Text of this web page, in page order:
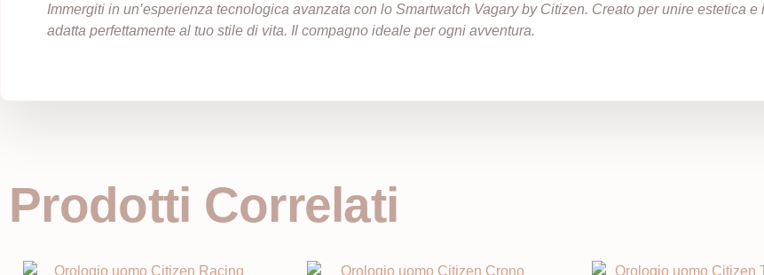
Immergiti in un’esperienza tecnologica avanzata con lo Smartwatch Vagary by Citizen. Creato per unire estetica
adatta perfettamente al tuo stile di vita. Il compagno ideale per ogni avventura.
Prodotti Correlati